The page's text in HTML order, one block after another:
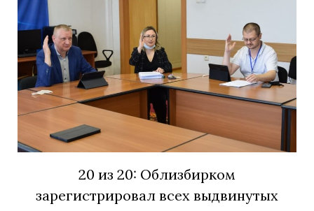
20 из 20: Облизбирком
зарегистрировал всех выдвинутых